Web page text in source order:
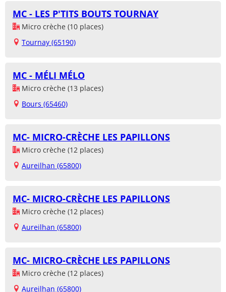
MC - LES P'TITS BOUTS TOURNAY
Micro crèche (10 places)
Tournay (65190)
MC - MÉLI MÉLO
Micro crèche (13 places)
Bours (65460)
MC- MICRO-CRÈCHE LES PAPILLONS
Micro crèche (12 places)
Aureilhan (65800)
MC- MICRO-CRÈCHE LES PAPILLONS
Micro crèche (12 places)
Aureilhan (65800)
MC- MICRO-CRÈCHE LES PAPILLONS
Micro crèche (12 places)
Aureilhan (65800)